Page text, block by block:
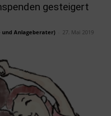
gesteigert
und Anlageberater) 27. Mai 2019